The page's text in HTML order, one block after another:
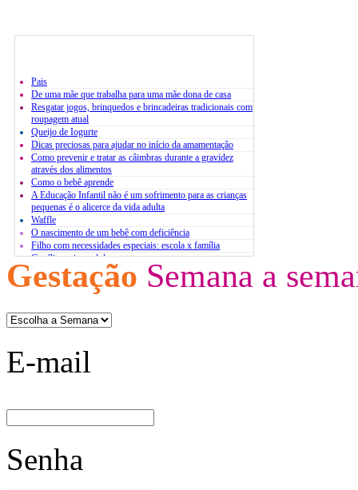
Pais
De uma mãe que trabalha para uma mãe dona de casa
Resgatar jogos, brinquedos e brincadeiras tradicionais com
roupagem atual
Queijo de Iogurte
Dicas preciosas para ajudar no início da amamentação
Como prevenir e tratar as câimbras durante a gravidez
através dos alimentos
Como o bebê aprende
A Educação Infantil não é um sofrimento para as crianças
pequenas é o alicerce da vida adulta
Waffle
O nascimento de um bebê com deficiência
Filho com necessidades especiais: escola x família
Conflito pais x adolescentes
Atividades extracurriculares
O estresse infantil
Bases para um diálogo com jovens
Gestação Semana a
E-mail
Senha